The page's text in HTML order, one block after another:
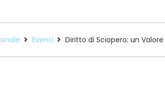
Eventi Diritto di Sciopero: un